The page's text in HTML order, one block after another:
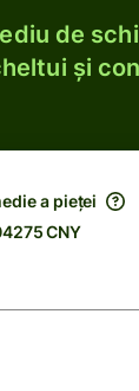
de
și
a pieței
CNY